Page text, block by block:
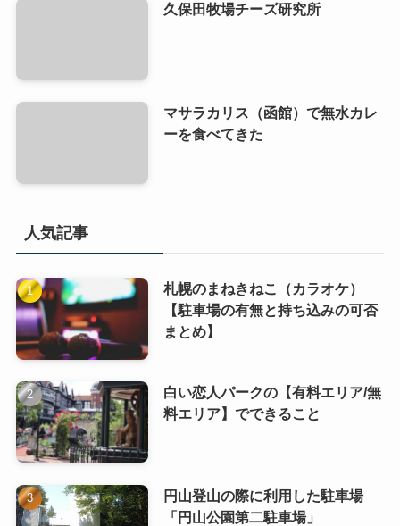
久保田牧場チーズ研究所
マサラカリス（函館）で無水カレ
ーを食べてきた
人気記事
札幌のまねきねこ（カラオケ）
【駐車場の有無と持ち込みの可否
まとめ】
白い恋人パークの【有料エリア/無
料エリア】でできること
円山登山の際に利用した駐車場
「円山公園第二駐車場」